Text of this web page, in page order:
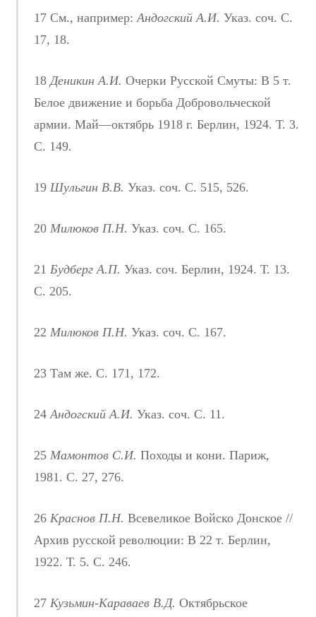
17 См., например:Андогский А.И. Указ. соч. С.
17, 18.
18Деникин А.И. Очерки Русской Смуты: В 5 т.
Белое движение и борьба Добровольческой
армии. Май—октябрь 1918 г. Берлин, 1924. Т. 3.
С. 149.
19 Шульгин В.В. Указ. соч. С. 515, 526.
20 Милюков П.Н. Указ. соч. С. 165.
21 Будберг А.П. Указ. соч. Берлин, 1924. Т. 13.
С. 205.
22 Милюков П.Н. Указ. соч. С. 167.
23 Там же. С. 171, 172.
24Андогский А.И. Указ. соч. С. 11.
25 Мамонтов С.И. Походы и кони. Париж,
1981. С. 27, 276.
26 Краснов П.Н. Всевеликое Войско Донское //
Архив русской революции: В 22 т. Берлин,
1922. Т. 5. С. 246.
27 Кузьмин-Караваев В.Д. Октябрьское